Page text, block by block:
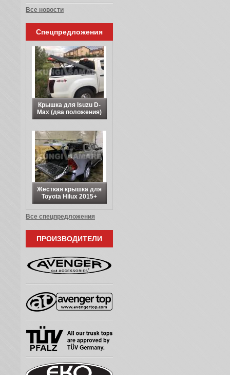
Все новости
Спецпредложения
Крышка для Isuzu D-
Max (два положения)
Жесткая крышка для
Toyota Hilux 2015+
Все спецпредложения
ПРОИЗВОДИТЕЛИ